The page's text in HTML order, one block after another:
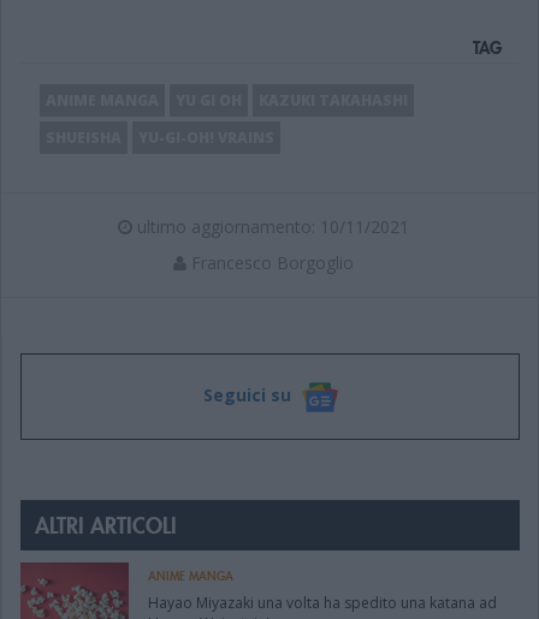
TAG
ultimo aggiornamento: 10/11/2021
Francesco Borgoglio
Seguici su
ALTRI ARTICOLI
ANIME MANGA
Hayao Miyazaki una volta ha spedito una katana ad